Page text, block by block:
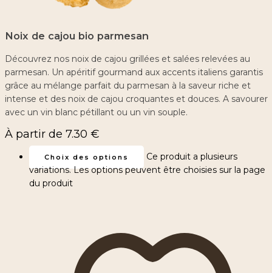
Noix de cajou bio parmesan
Découvrez nos noix de cajou grillées et salées relevées au
parmesan. Un apéritif gourmand aux accents italiens garantis
grâce au mélange parfait du parmesan à la saveur riche et
intense et des noix de cajou croquantes et douces. A savourer
avec un vin blanc pétillant ou un vin souple.
À partir de 7.30 €
Choix des options
Ce produit a plusieurs
variations. Les options peuvent être choisies sur la page
du produit